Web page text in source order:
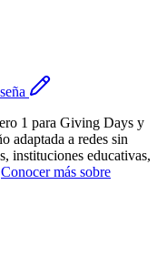
1 para Giving Days y
adaptada a redes sin
instituciones educativas,
Conocer más sobre